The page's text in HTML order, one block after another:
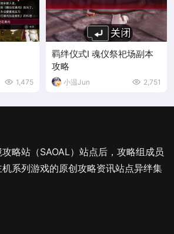
1,475
羁绊仪式Ⅰ 魂仪祭祀场副本
攻略
小温Jun 2,751
略站（SAOAL）站点后，攻略组成员
系列游戏的原创攻略资讯站点异绊集